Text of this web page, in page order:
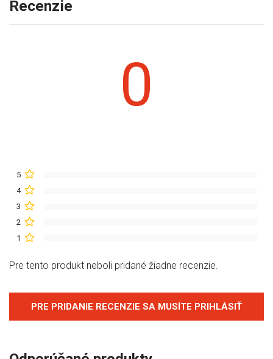
Recenzie
0
5
4
3
2
1
Pre tento produkt neboli pridané žiadne recenzie.
PRE PRIDANIE RECENZIE SA MUSÍTE PRIHLÁSIŤ